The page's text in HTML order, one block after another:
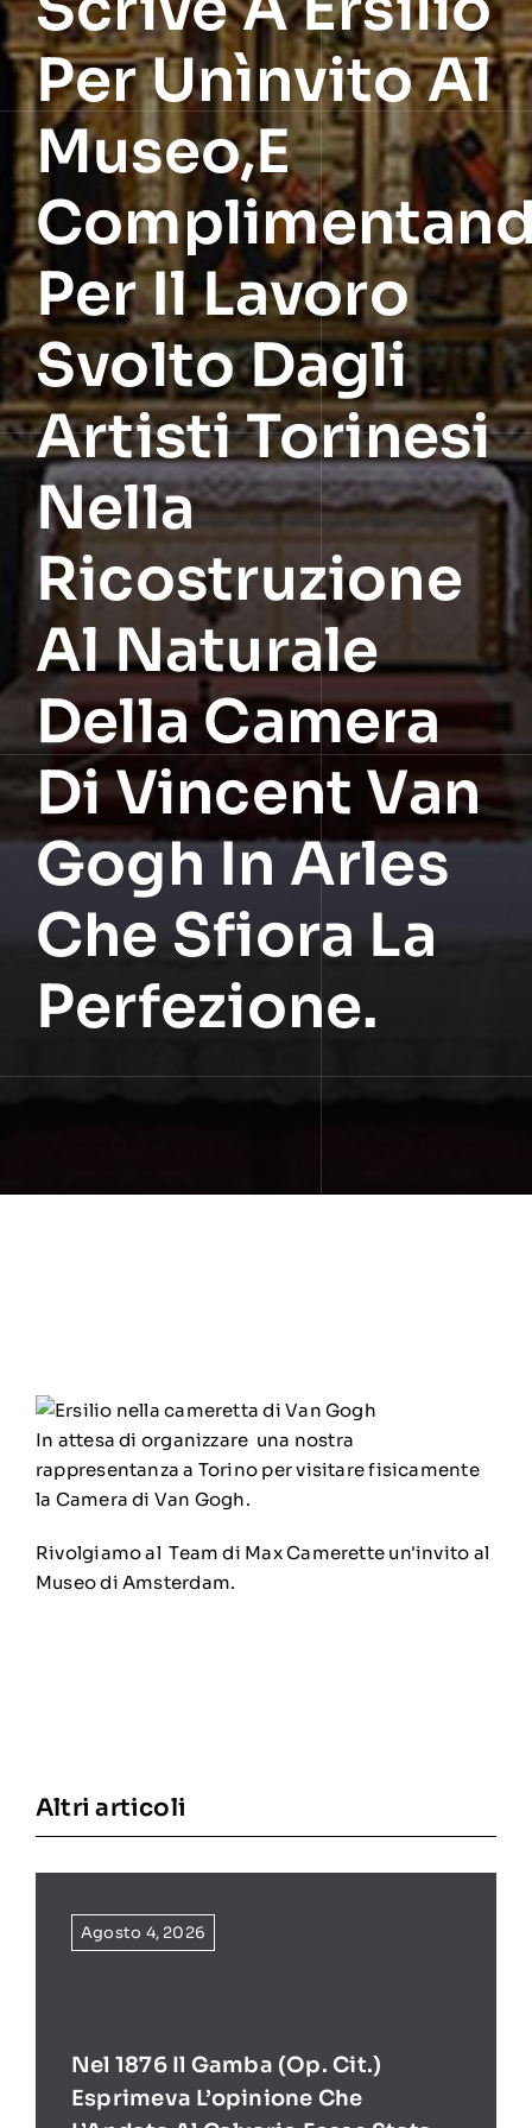
Per Unìnvito Al
Museo,e
Per Il Lavoro
Svolto Dagli
Artisti Torinesi
Nella
Ricostruzione
Al Naturale
Della Camera
Di Vincent Van
Gogh In Arles
Che Sfiora La
Perfezione.
In attesa di organizzare una nostra
rappresentanza a Torino per visitare fisicamente
la Camera di Van Gogh.
Rivolgiamo al Team di Max Camerette un'invito al
Museo di Amsterdam.
Altri articoli
Agosto 4, 2026
Nel 1876 Il Gamba (op. Cit.)
Esprimeva L’opinione Che